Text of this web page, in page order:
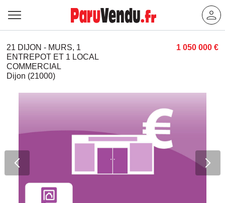
21 DIJON - MURS, 1
ENTREPOT ET 1 LOCAL
COMMERCIAL
Dijon (21000)
1 050 000 €